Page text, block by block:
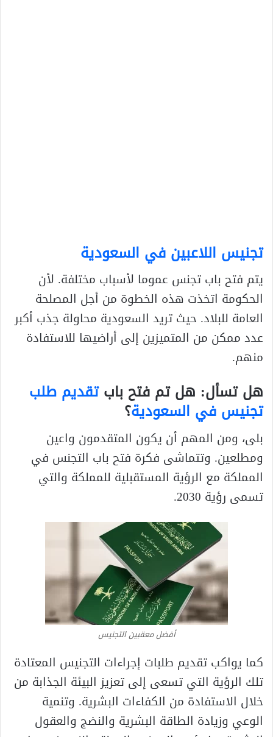
تجنيس اللاعبين في السعودية
يتم فتح باب تجنس عموما لأسباب مختلفة. لأن
الحكومة اتخذت هذه الخطوة من أجل المصلحة
العامة للبلاد. حيث تريد السعودية محاولة جذب أكبر
عدد ممكن من المتميزين إلى أراضيها للاستفادة
منهم.
هل تسأل: هل تم فتح بابتقديم طلب
تجنيس في السعودية؟
بلى، ومن المهم أن يكون المتقدمون واعين
ومطلعين. وتتماشى فكرة فتح باب التجنس في
المملكة مع الرؤية المستقبلية للمملكة والتي
تسمى رؤية 2030.
أفضل معقبين التجنيس
كما يواكب تقديم طلبات إجراءات التجنيس المعتادة
تلك الرؤية التي تسعى إلى تعزيز البيئة الجذابة من
خلال الاستفادة من الكفاءات البشرية. وتنمية
الوعي وزيادة الطاقة البشرية والنضج والعقول